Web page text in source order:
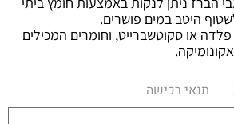
או סקוטשברייט, וחומרים המכילים
תנאי רכישה